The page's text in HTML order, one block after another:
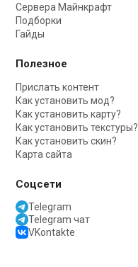
Сервера Майнкрафт
Подборки
Гайды
Полезное
Прислать контент
Как установить мод?
Как установить карту?
Как установить текстуры?
Как установить скин?
Карта сайта
Соцсети
Telegram
Telegram чат
VKontakte